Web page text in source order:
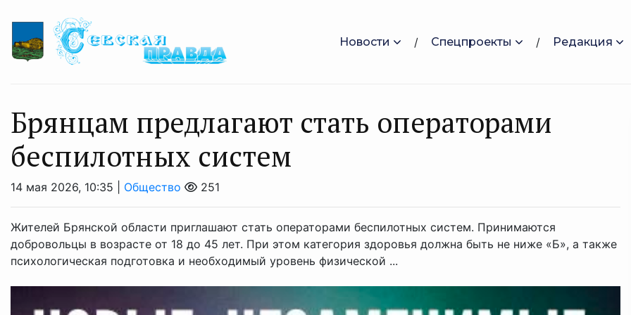
Новости Спецпроекты Редакция
Брянцам предлагают стать оперaторами
бeспилотных cиcтeм
14 мая 2026, 10:35 | Общество 251
Жителей Брянской области приглашают стать операторами беспилотных систем. Принимаются
добровольцы в возрасте от 18 до 45 лет. При этом категория здоровья должна быть не ниже «Б», а также
психологическая подготовка и необходимый уровень физической ...